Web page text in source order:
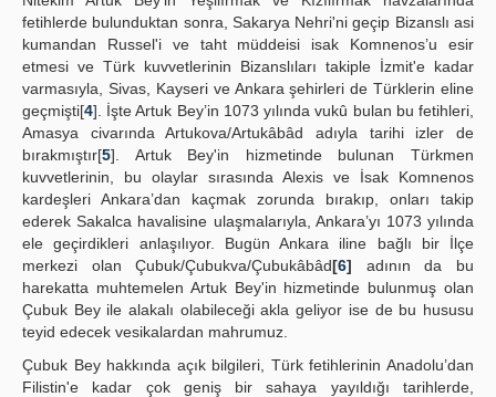
fetihlerde bulunduktan sonra, Sakarya Nehri'ni geçip Bizanslı asi
kumandan Russel'i ve taht müddeisi isak Komnenos’u esir
etmesi ve Türk kuvvetlerinin Bizanslıları takiple İzmit'e kadar
varmasıyla, Sivas, Kayseri ve Ankara şehirleri de Türklerin eline
geçmişti[4]. İşte Artuk Bey’in 1073 yılında vukû bulan bu fetihleri,
Amasya civarında Artukova/Artukâbâd adıyla tarihi izler de
bırakmıştır[5]. Artuk Bey'in hizmetinde bulunan Türkmen
kuvvetlerinin, bu olaylar sırasında Alexis ve İsak Komnenos
kardeşleri Ankara’dan kaçmak zorunda bırakıp, onları takip
ederek Sakalca havalisine ulaşmalarıyla, Ankara’yı 1073 yılında
ele geçirdikleri anlaşılıyor. Bugün Ankara iline bağlı bir İlçe
merkezi olan Çubuk/Çubukva/Çubukâbâd[6] adının da bu
harekatta muhtemelen Artuk Bey'in hizmetinde bulunmuş olan
Çubuk Bey ile alakalı olabileceği akla geliyor ise de bu hususu
teyid edecek vesikalardan mahrumuz.
Çubuk Bey hakkında açık bilgileri, Türk fetihlerinin Anadolu’dan
Filistin'e kadar çok geniş bir sahaya yayıldığı tarihlerde,